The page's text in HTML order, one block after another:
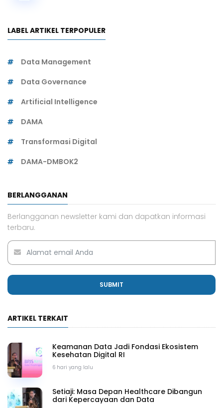
LABEL ARTIKEL TERPOPULER
Data Management
Data Governance
Artificial Intelligence
DAMA
Transformasi Digital
DAMA-DMBOK2
BERLANGGANAN
Berlangganan newsletter kami dan dapatkan informasi
terbaru.
SUBMIT
ARTIKEL TERKAIT
6 hari yang lalu
Keamanan Data Jadi Fondasi Ekosistem
Kesehatan Digital RI
Setiaji: Masa Depan Healthcare Dibangun
dari Kepercayaan dan Data